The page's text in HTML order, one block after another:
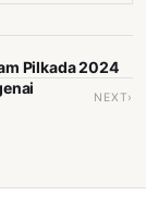
Pilkada 2024
NEXT›